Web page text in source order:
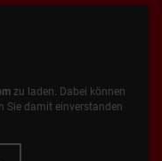
zu laden. Dabei können
Sie damit einverstanden